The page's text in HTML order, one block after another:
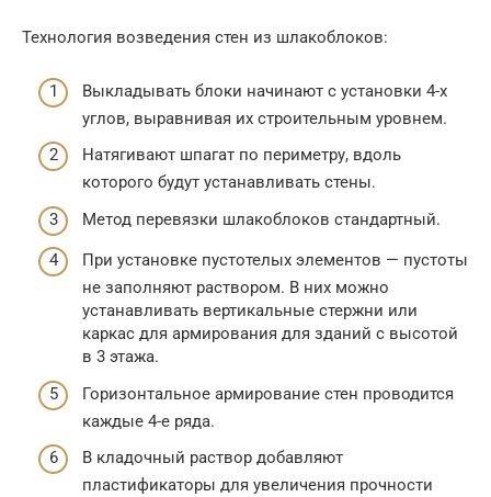
Технология возведения стен из шлакоблоков:
Выкладывать блоки начинают с установки 4-х
углов, выравнивая их строительным уровнем.
Натягивают шпагат по периметру, вдоль
которого будут устанавливать стены.
Метод перевязки шлакоблоков стандартный.
При установке пустотелых элементов — пустоты
не заполняют раствором. В них можно
устанавливать вертикальные стержни или
каркас для армирования для зданий с высотой
в 3 этажа.
Горизонтальное армирование стен проводится
каждые 4-е ряда.
В кладочный раствор добавляют
пластификаторы для увеличения прочности